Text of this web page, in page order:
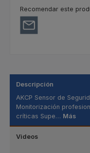
Recomendar este
Descripción
AKCP Sensor de
Monitorización
críticas Supe… Más
Videos